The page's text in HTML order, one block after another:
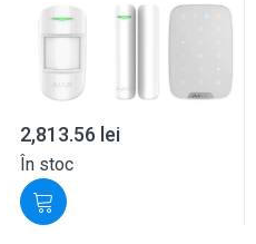
2,813.56 lei
În stoc